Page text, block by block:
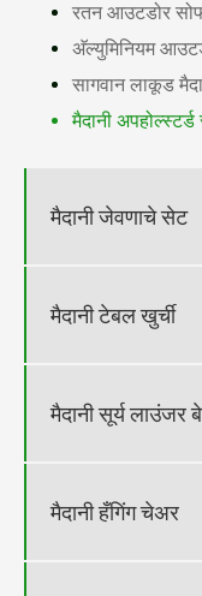
रतन आउटडोर
अ‍ॅल्युमिनियम
सागवान लाकूड
मैदानी
मैदानी जेवणाचे सेट
मैदानी टेबल खुर्ची
मैदानी सूर्य लाउंजर
मैदानी हँगिंग चेअर